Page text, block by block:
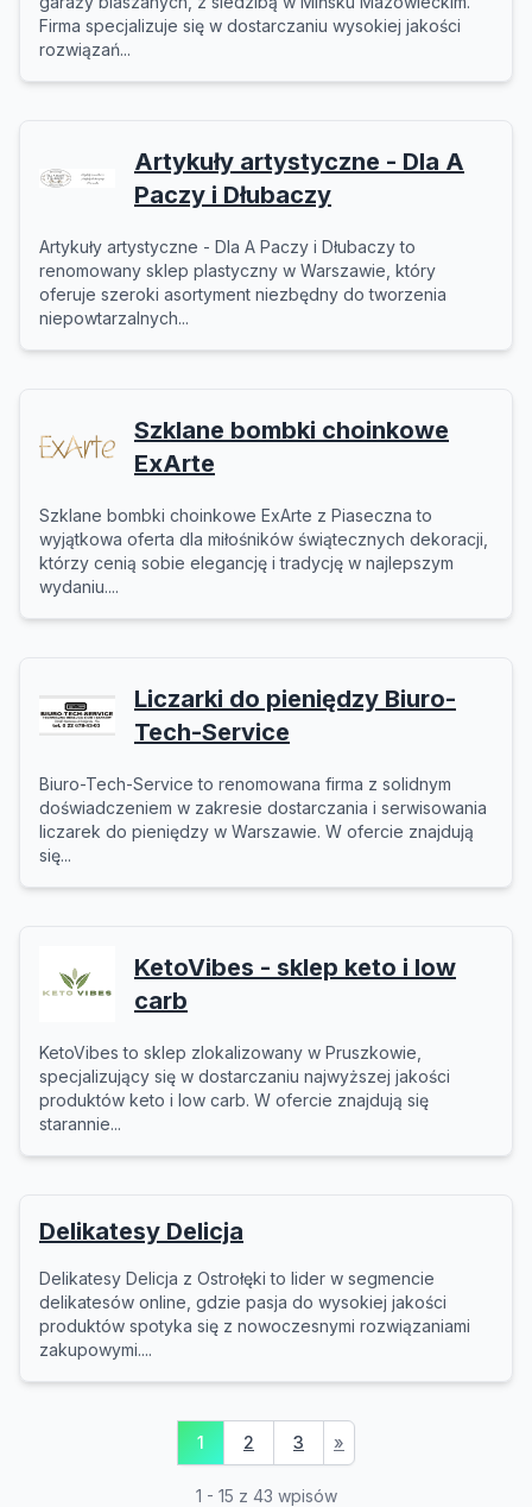
Firma specjalizuje się w dostarczaniu wysokiej jakości
rozwiązań...
Artykuły artystyczne - Dla A
Paczy i Dłubaczy
Artykuły artystyczne - Dla A Paczy i Dłubaczy to
renomowany sklep plastyczny w Warszawie, który
oferuje szeroki asortyment niezbędny do tworzenia
niepowtarzalnych...
Szklane bombki choinkowe
ExArte
Szklane bombki choinkowe ExArte z Piaseczna to
wyjątkowa oferta dla miłośników świątecznych dekoracji,
którzy cenią sobie elegancję i tradycję w najlepszym
wydaniu....
Liczarki do pieniędzy Biuro-
Tech-Service
Biuro-Tech-Service to renomowana firma z solidnym
doświadczeniem w zakresie dostarczania i serwisowania
liczarek do pieniędzy w Warszawie. W ofercie znajdują
się...
KetoVibes - sklep keto i low
carb
KetoVibes to sklep zlokalizowany w Pruszkowie,
specjalizujący się w dostarczaniu najwyższej jakości
produktów keto i low carb. W ofercie znajdują się
starannie...
Delikatesy Delicja
Delikatesy Delicja z Ostrołęki to lider w segmencie
delikatesów online, gdzie pasja do wysokiej jakości
produktów spotyka się z nowoczesnymi rozwiązaniami
zakupowymi....
1 2 3 »
1 - 15 z 43 wpisów